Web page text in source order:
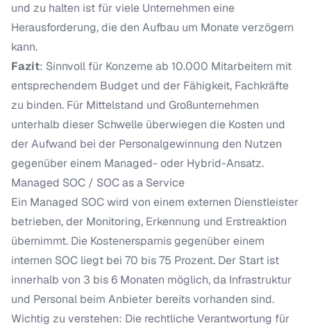
und zu halten ist für viele Unternehmen eine
Herausforderung, die den Aufbau um Monate verzögern
kann.
Fazit: Sinnvoll für Konzerne ab 10.000 Mitarbeitern mit
entsprechendem Budget und der Fähigkeit, Fachkräfte
zu binden. Für Mittelstand und Großunternehmen
unterhalb dieser Schwelle überwiegen die Kosten und
der Aufwand bei der Personalgewinnung den Nutzen
gegenüber einem Managed- oder Hybrid-Ansatz.
Managed SOC / SOC as a Service
Ein Managed SOC wird von einem externen Dienstleister
betrieben, der Monitoring, Erkennung und Erstreaktion
übernimmt. Die Kostenersparnis gegenüber einem
internen SOC liegt bei 70 bis 75 Prozent. Der Start ist
innerhalb von 3 bis 6 Monaten möglich, da Infrastruktur
und Personal beim Anbieter bereits vorhanden sind.
Wichtig zu verstehen: Die rechtliche Verantwortung für